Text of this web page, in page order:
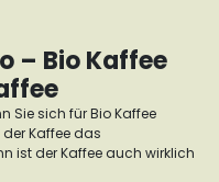
– Bio Kaffee
Sie sich für Bio Kaffee
Kaffee das
ist der Kaffee auch wirklich